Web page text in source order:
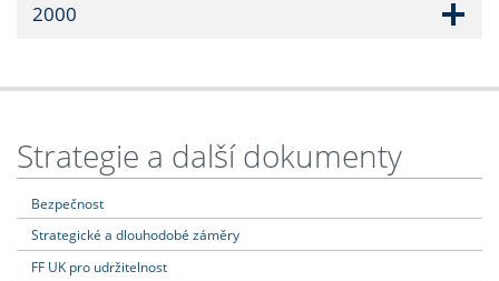
2000
Strategie a další dokumenty
Bezpečnost
Strategické a dlouhodobé záměry
FF UK pro udržitelnost